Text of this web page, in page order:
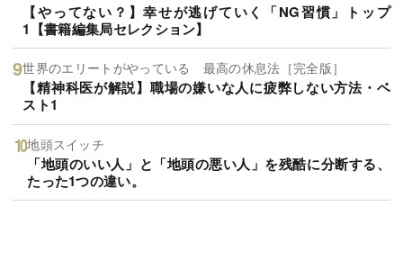
【やってない？】幸せが逃げていく「NG習慣」トップ
1【書籍編集局セレクション】
世界のエリートがやっている 最高の休息法［完全版］
【精神科医が解説】職場の嫌いな人に疲弊しない方法・ベ
スト1
地頭スイッチ
「地頭のいい人」と「地頭の悪い人」を残酷に分断する、
たった1つの違い。